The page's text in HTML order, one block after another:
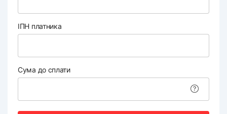
ІПН платника
Сума до сплати